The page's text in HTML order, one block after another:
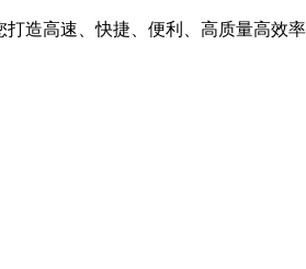
造高速、快捷、便利、高质量高